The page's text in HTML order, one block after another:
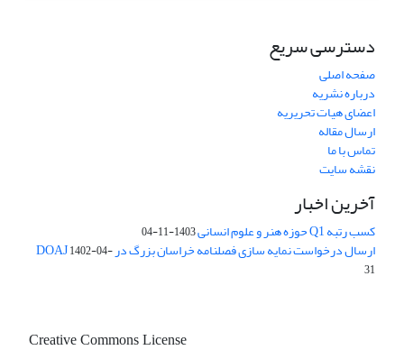
دسترسی سریع
صفحه اصلی
درباره نشریه
اعضای هیات تحریریه
ارسال مقاله
تماس با ما
نقشه سایت
آخرین اخبار
کسب رتبه Q1 حوزه هنر و علوم انسانی 1403-11-04
ارسال درخواست نمایه سازی فصلنامه خراسان بزرگ در DOAJ1402-04-
31
Creative Commons License